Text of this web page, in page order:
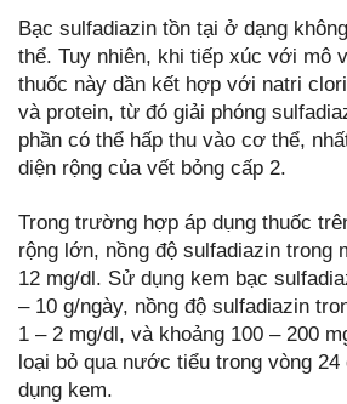
Bạc sulfadiazin tồn tại ở dạng
thể. Tuy nhiên, khi tiếp xúc với mô
thuốc này dần kết hợp với natri
và protein, từ đó giải phóng
phần có thể hấp thu vào cơ thể,
diện rộng của vết bỏng cấp 2.
Trong trường hợp áp dụng thuốc
rộng lớn, nồng độ sulfadiazin trong
12 mg/dl. Sử dụng kem bạc
– 10 g/ngày, nồng độ sulfadiazin
1 – 2 mg/dl, và khoảng 100 – 200
loại bỏ qua nước tiểu trong vòng
dụng kem.